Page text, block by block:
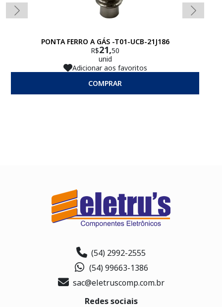
PONTA FERRO A GÁS -T01-UCB-21J186
R$21,50
unid
Adicionar aos favoritos
COMPRAR
(54) 2992-2555
(54) 99663-1386
sac@eletruscomp.com.br
Redes sociais